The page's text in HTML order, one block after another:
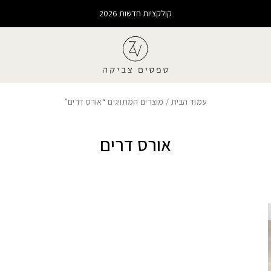
קולקציות חדשות 2026
עמוד הבית / מוצרים המתויגים “אורס דרים”
אורס דרים